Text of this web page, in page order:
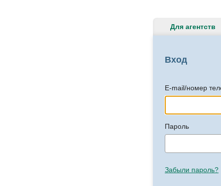
Для агентств
Вход
E-mail/номер
Пароль
Забыли пароль?